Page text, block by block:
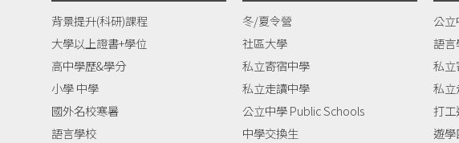
背景提升(科研)課程
大學以上證書+學位
高中學歷&學分
小學 中學
國外名校寒暑
語言學校
冬/夏令營
社區大學
私立寄宿中學
私立走讀中學
公立中學 Public Schools
中學交換生
公
語
私
私
打
遊學